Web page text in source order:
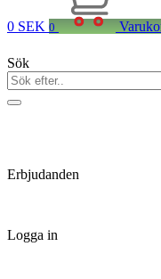
0 SEK 0
Sök
Erbjudanden
Logga in